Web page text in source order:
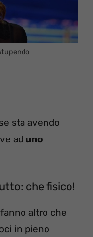
sta avendo
ad uno
che fisico!
altro che
in pieno